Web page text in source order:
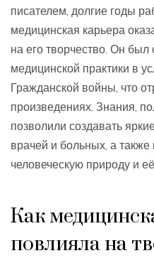
писателем, долгие годы
медицинская карьера
на его творчество. Он был
медицинской практики в
Гражданской войны, что
произведениях. Знания,
позволили создавать
врачей и больных, а также
человеческую природу и
Как
повлияла на